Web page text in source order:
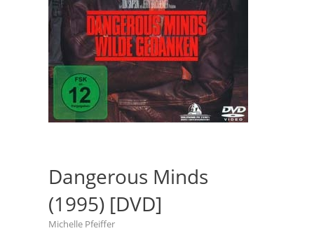
Dangerous Minds
(1995) [DVD]
Michelle Pfeiffer